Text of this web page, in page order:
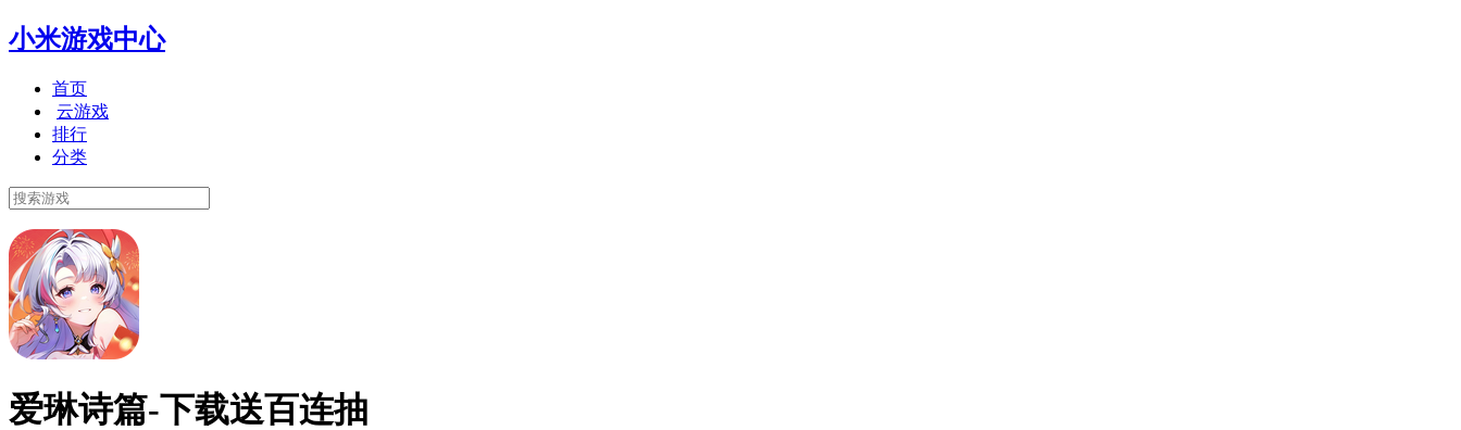
小米游戏中心
首页
云游戏
排行
分类
爱琳诗篇-下载送百连抽